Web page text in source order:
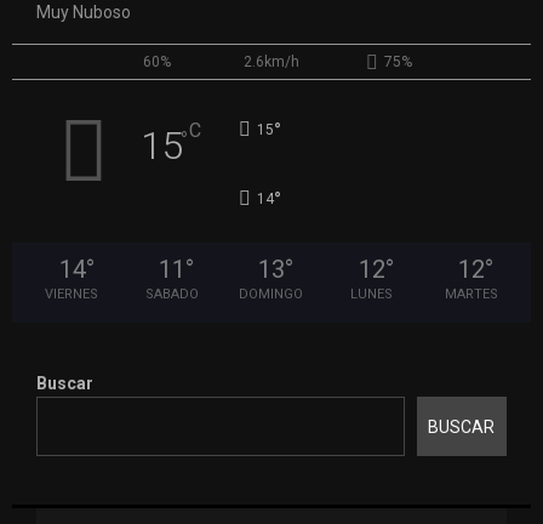
Muy Nuboso
60% 2.6km/h 75%
15°C 15°
14°
14°
VIERNES
11 °
SABADO
13°
DOMINGO
12°
LUNES
12°
MARTES
Buscar
BUSCAR